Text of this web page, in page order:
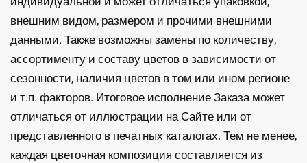
внешним видом, размером и прочими внешними
данными. Также возможны замены по количеству,
ассортименту и составу цветов в зависимости от
сезонности, наличия цветов в том или ином регионе
и т.п. факторов. Итоговое исполнение Заказа может
отличаться от иллюстрации на Сайте или от
представленного в печатных каталогах. Тем не менее,
каждая цветочная композиция составляется из